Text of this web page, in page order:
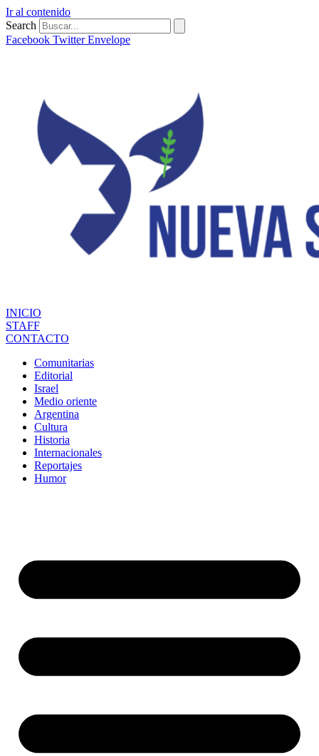
Ir al contenido
Search
Facebook Twitter Envelope
INICIO
STAFF
CONTACTO
Comunitarias
Editorial
Israel
Medio oriente
Argentina
Cultura
Historia
Internacionales
Reportajes
Humor